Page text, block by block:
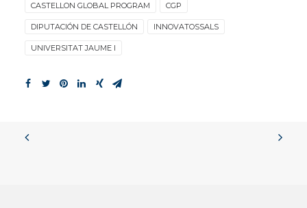
CASTELLON GLOBAL PROGRAM CGP
DIPUTACIÓN DE CASTELLÓN INNOVATOSSALS
UNIVERSITAT JAUME I